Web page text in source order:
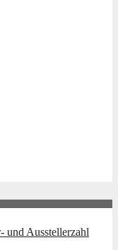
und Ausstellerzahl